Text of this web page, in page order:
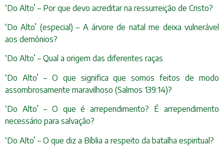
‘Do Alto’ – Por que devo acreditar na ressurreição de Cristo?
‘Do Alto’ (especial) – A árvore de natal me deixa vulnerável
aos demônios?
‘Do Alto’ – Qual a origem das diferentes raças
‘Do Alto’ – O que significa que somos feitos de modo
assombrosamente maravilhoso (Salmos 139:14)?
‘Do Alto’ – O que é arrependimento? É arrependimento
necessário para salvação?
‘Do Alto’ – O que diz a Bíblia a respeito da batalha espiritual?